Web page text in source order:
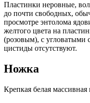
Пластинки неровные,
до почти свободных,
просмотре энтолома
желтого цвета на
(розовым), с угловатыми
цистиды отсутствуют.
Ножка
Крепкая белая